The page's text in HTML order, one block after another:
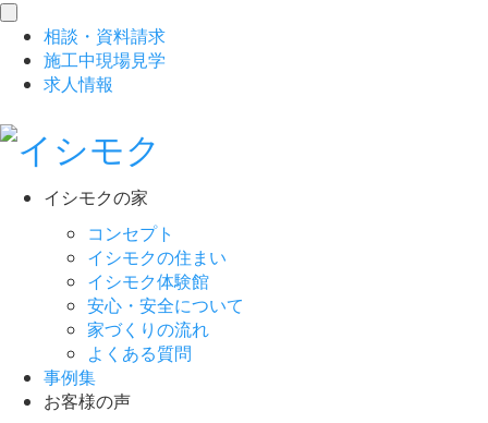
toggle
navigation
相談 ・ 資料請求
施工中現場見学
求人情報
イシモクの家
コンセプト
イシモクの住まい
イシモク体験館
安心・安全について
家づくりの流れ
よくある質問
事例集
お客様の声